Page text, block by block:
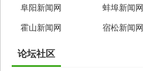
阜阳新闻网 蚌埠新闻网
霍山新闻网 宿松新闻网
论坛社区